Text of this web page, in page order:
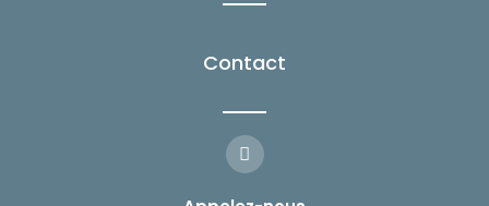
f
Contact